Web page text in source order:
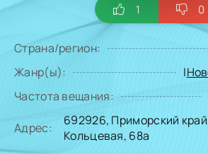
1 0
Страна/регион:
Жанр(ы):
|
Частота вещания:
Адрес:
692926, Приморский
Кольцевая, 68а